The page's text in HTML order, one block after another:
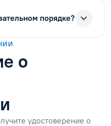
порядке?
о
удостоверение о